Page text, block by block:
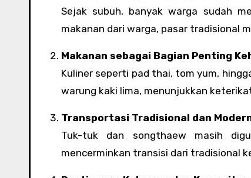
Sejak subuh, banyak warga sudah
makanan dari warga, pasar tradisional
Makanan sebagai Bagian Penting
Kuliner seperti pad thai, tom yum,
warung kaki lima, menunjukkan
Transportasi Tradisional dan
Tuk-tuk dan songthaew masih
mencerminkan transisi dari tradisional